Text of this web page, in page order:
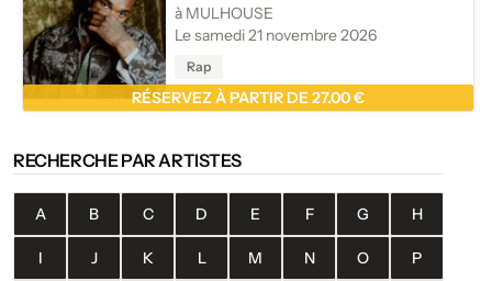
à MULHOUSE
Le samedi 21 novembre 2026
Rap
RÉSERVEZ À PARTIR DE 27.00 €
RECHERCHE PAR ARTISTES
A B C D E F G H
I J K L M N O P